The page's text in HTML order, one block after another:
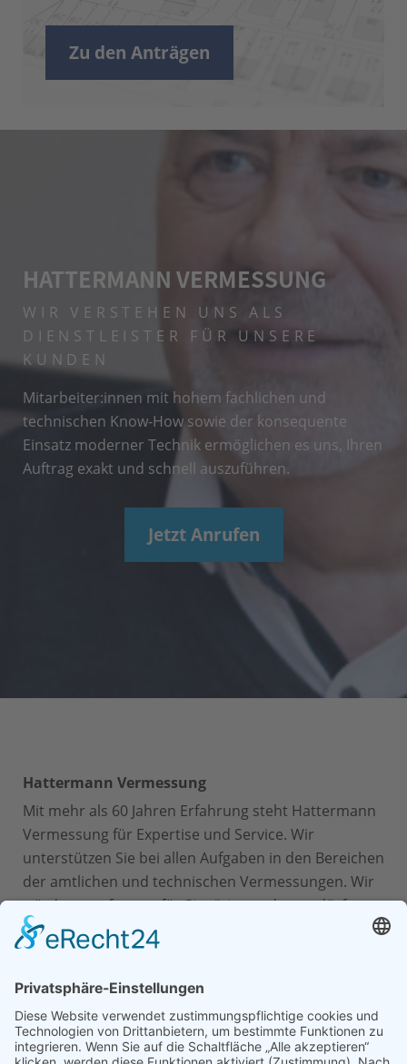
Zu den Anträgen
HATTERMANN VERMESSUNG
WIR VERSTEHEN UNS ALS
DIENSTLEISTER FÜR UNSERE
KUNDEN
Mitarbeiter:innen mit hohem fachlichen und
technischen Know-How sowie der konsequente
Einsatz moderner Technik ermöglichen es uns, Ihren
Auftrag exakt und schnell auszuführen.
Jetzt Anrufen
Hattermann Vermessung
Mit mehr als 60 Jahren Erfahrung steht Hattermann
Vermessung für Expertise und Service. Wir
unterstützen Sie bei allen Aufgaben in den Bereichen
der amtlichen und technischen Vermessungen. Wir
würden uns freuen, für Sie tätig werden zu dürfen.
Kontakt
Friedrich-Ebert-Str. 85
26725 Emden
04921 21522